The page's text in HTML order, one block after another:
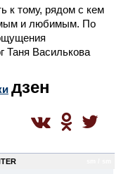
к тому, рядом с кем
и любимым. По
Таня Василькова
дзен